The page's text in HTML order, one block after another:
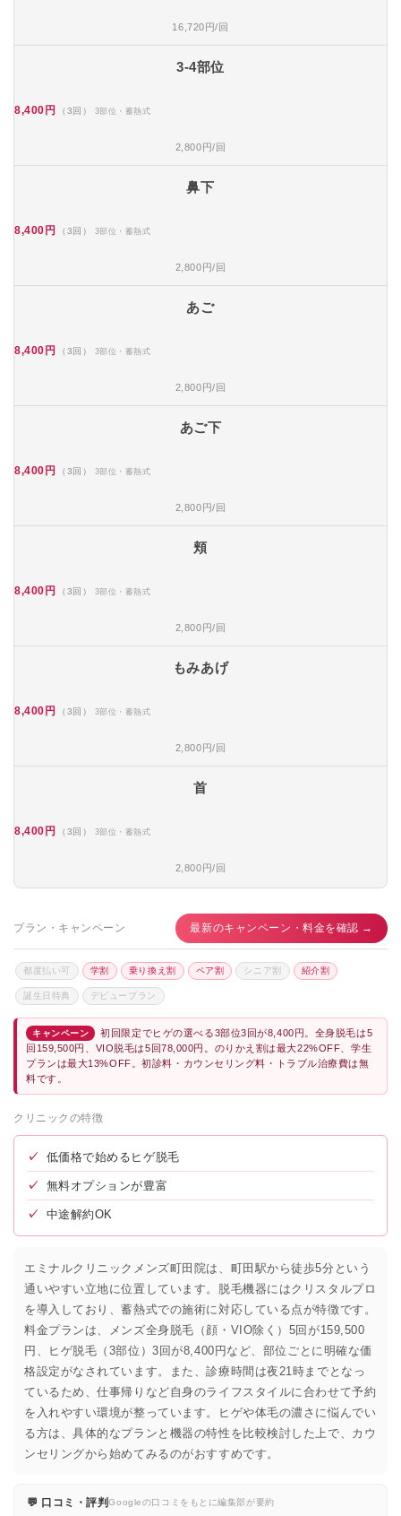
16,720円/回
3-4部位
8,400円 （3回） 3部位・蓄熱式
2,800円/回
鼻下
8,400円 （3回） 3部位・蓄熱式
2,800円/回
あご
8,400円 （3回） 3部位・蓄熱式
2,800円/回
あご下
8,400円 （3回） 3部位・蓄熱式
2,800円/回
頬
8,400円 （3回） 3部位・蓄熱式
2,800円/回
もみあげ
8,400円 （3回） 3部位・蓄熱式
2,800円/回
首
8,400円 （3回） 3部位・蓄熱式
2,800円/回
プラン・キャンペーン 最新のキャンペーン・料金を確認 →
都度払い可 学割 乗り換え割 ペア割 シニア割 紹介割
誕生日特典 デビュープラン
キャンペーン
初回限定でヒゲの選べる3部位3回が8,400円。全身脱毛は5
回159,500円、VIO脱毛は5回78,000円。のりかえ割は最大22%OFF、学生
プランは最大13%OFF。初診料・カウンセリング料・トラブル治療費は無
料です。
クリニックの特徴
✓ 低価格で始めるヒゲ脱毛
✓ 無料オプションが豊富
✓ 中途解約OK
エミナルクリニックメンズ町田院は、町田駅から徒歩5分という
通いやすい立地に位置しています。脱毛機器にはクリスタルプロ
を導入しており、蓄熱式での施術に対応している点が特徴です。
料金プランは、メンズ全身脱毛（顔・VIO除く）5回が159,500
円、ヒゲ脱毛（3部位）3回が8,400円など、部位ごとに明確な価
格設定がなされています。また、診療時間は夜21時までとなっ
ているため、仕事帰りなど自身のライフスタイルに合わせて予約
を入れやすい環境が整っています。ヒゲや体毛の濃さに悩んでい
る方は、具体的なプランと機器の特性を比較検討した上で、カウ
ンセリングから始めてみるのがおすすめです。
💬 口コミ・評判Googleの口コミをもとに編集部が要約